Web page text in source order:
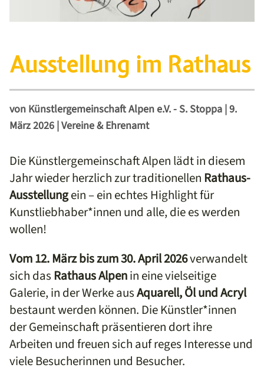
Ausstellung im Rathaus
von Künstlergemeinschaft Alpen e.V. - S. Stoppa| 9.
März 2026| Vereine & Ehrenamt
Die Künstlergemeinschaft Alpen lädt in diesem
Jahr wieder herzlich zur traditionellen Rathaus-
Ausstellungein – ein echtes Highlight für
Kunstliebhaber*innen und alle, die es werden
wollen!
Vom 12. März bis zum 30. April 2026verwandelt
sich das Rathaus Alpenin eine vielseitige
Galerie, in der Werke ausAquarell, Öl und Acryl
bestaunt werden können. Die Künstler*innen
der Gemeinschaft präsentieren dort ihre
Arbeiten und freuen sich auf reges Interesse und
viele Besucherinnen und Besucher.